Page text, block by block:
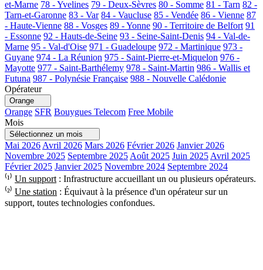
et-Marne 78 - Yvelines 79 - Deux-Sèvres 80 - Somme 81 - Tarn 82 -
Tarn-et-Garonne 83 - Var 84 - Vaucluse 85 - Vendée 86 - Vienne 87
- Haute-Vienne 88 - Vosges 89 - Yonne 90 - Territoire de Belfort 91
- Essonne 92 - Hauts-de-Seine 93 - Seine-Saint-Denis 94 - Val-de-
Marne 95 - Val-d'Oise 971 - Guadeloupe 972 - Martinique 973 -
Guyane 974 - La Réunion 975 - Saint-Pierre-et-Miquelon 976 -
Mayotte 977 - Saint-Barthélemy 978 - Saint-Martin 986 - Wallis et
Futuna 987 - Polynésie Française 988 - Nouvelle Calédonie
Opérateur
Orange
Orange SFR Bouygues Telecom Free Mobile
Mois
Sélectionnez un mois
Mai 2026 Avril 2026 Mars 2026 Février 2026 Janvier 2026
Novembre 2025 Septembre 2025 Août 2025 Juin 2025 Avril 2025
Février 2025 Janvier 2025 Novembre 2024 Septembre 2024
⁽¹⁾ Un support : Infrastructure accueillant un ou plusieurs opérateurs.
⁽²⁾ Une station : Équivaut à la présence d'un opérateur sur un
support, toutes technologies confondues.